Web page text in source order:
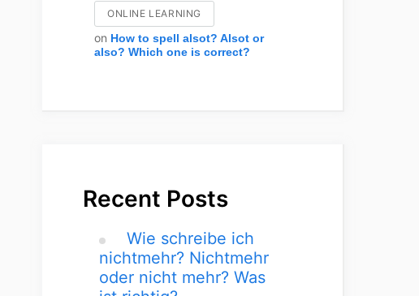
ONLINE LEARNING
on How to spell alsot? Alsot or
also? Which one is correct?
Recent Posts
Wie schreibe ich
nichtmehr? Nichtmehr
oder nicht mehr? Was